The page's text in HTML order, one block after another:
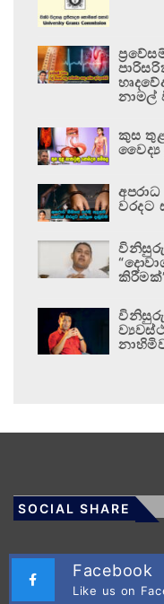
නාමල්
කුස
වෛද්‍ය
වරදට
විනිසුරු
SOCIAL SHARE
Facebook
Like us on